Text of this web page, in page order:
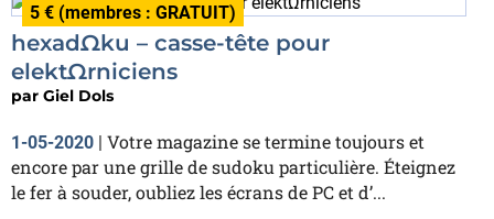
5 € (membres : GRATUIT)
hexadΩku – casse-tête pour
elektΩrniciens
par Giel Dols
1-05-2020
Votre magazine se termine toujours et
encore par une grille de sudoku particulière. Éteignez
le fer à souder, oubliez les écrans de PC et d’...